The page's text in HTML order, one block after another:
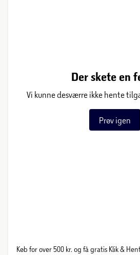
Der skete en
Vi kunne desværre ikke hente
Prøv igen
Køb for over 500 kr. og få gratis Klik &